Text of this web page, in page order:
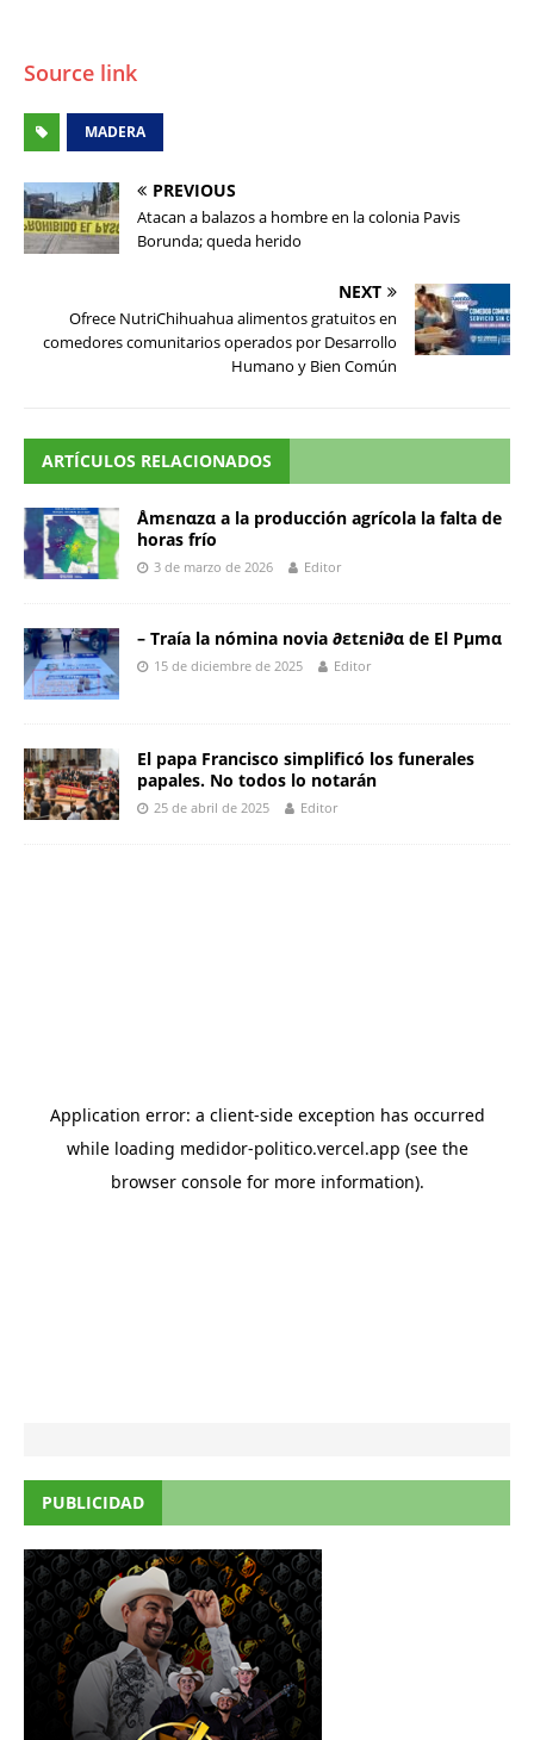
Source link
MADERA
PREVIOUS
Atacan a balazos a hombre en la colonia Pavis
Borunda; queda herido
NEXT
Ofrece NutriChihuahua alimentos gratuitos en
comedores comunitarios operados por Desarrollo
Humano y Bien Común
ARTÍCULOS RELACIONADOS
Åmεnαzα a la producción agrícola la falta de
horas frío
3 de marzo de 2026 Editor
– Traía la nómina novia ∂εtεni∂α de El Pµmα
15 de diciembre de 2025 Editor
El papa Francisco simplificó los funerales
papales. No todos lo notarán
25 de abril de 2025 Editor
PUBLICIDAD